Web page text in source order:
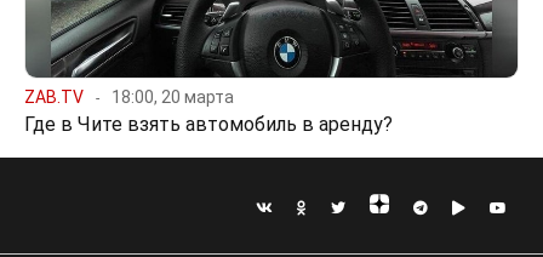
ZAB.TV 18:00, 20 марта
Где в Чите взять автомобиль в аренду?